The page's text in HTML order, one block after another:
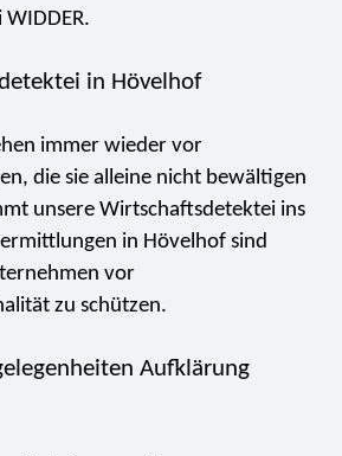
in Hövelhof
immer wieder vor
die sie alleine nicht bewältigen
unsere Wirtschaftsdetektei ins
in Hövelhof sind
vor
zu schützen.
Aufklärung